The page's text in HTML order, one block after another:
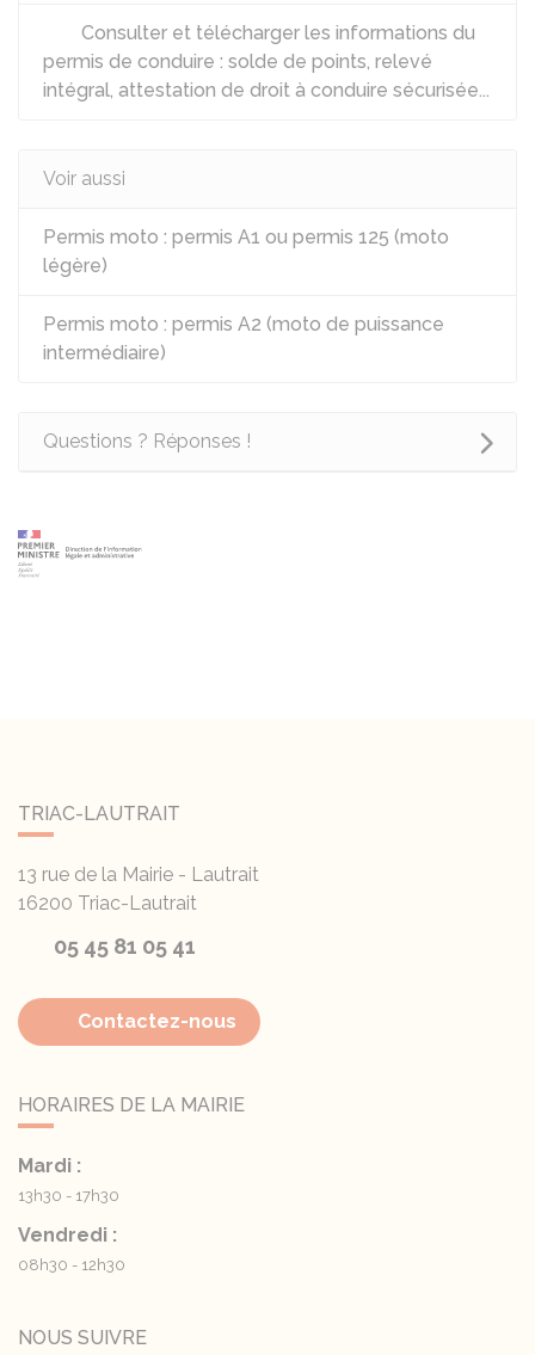
Consulter et télécharger les informations du
permis de conduire : solde de points, relevé
intégral, attestation de droit à conduire sécurisée...
Voir aussi
Permis moto : permis A1 ou permis 125 (moto
légère)
Permis moto : permis A2 (moto de puissance
intermédiaire)
Questions ? Réponses !
TRIAC-LAUTRAIT
13 rue de la Mairie - Lautrait
16200 Triac-Lautrait
05 45 81 05 41
Contactez-nous
HORAIRES DE LA MAIRIE
Mardi :
13h30 - 17h30
Vendredi :
08h30 - 12h30
NOUS SUIVRE